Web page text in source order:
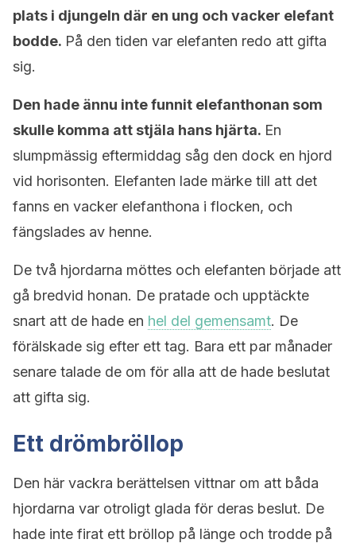
plats i djungeln där en ung och vacker elefant
bodde. På den tiden var elefanten redo att gifta
sig.
Den hade ännu inte funnit elefanthonan som
skulle komma att stjäla hans hjärta. En
slumpmässig eftermiddag såg den dock en hjord
vid horisonten. Elefanten lade märke till att det
fanns en vacker elefanthona i flocken, och
fängslades av henne.
De två hjordarna möttes och elefanten började att
gå bredvid honan. De pratade och upptäckte
snart att de hade en hel del gemensamt. De
förälskade sig efter ett tag. Bara ett par månader
senare talade de om för alla att de hade beslutat
att gifta sig.
Ett drömbröllop
Den här vackra berättelsen vittnar om att båda
hjordarna var otroligt glada för deras beslut. De
hade inte firat ett bröllop på länge och trodde på